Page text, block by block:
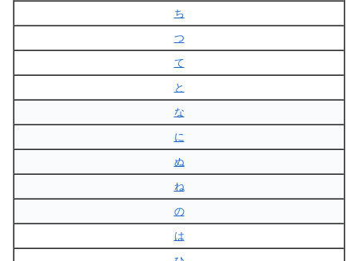
ち
つ
て
と
な
に
ぬ
ね
の
は